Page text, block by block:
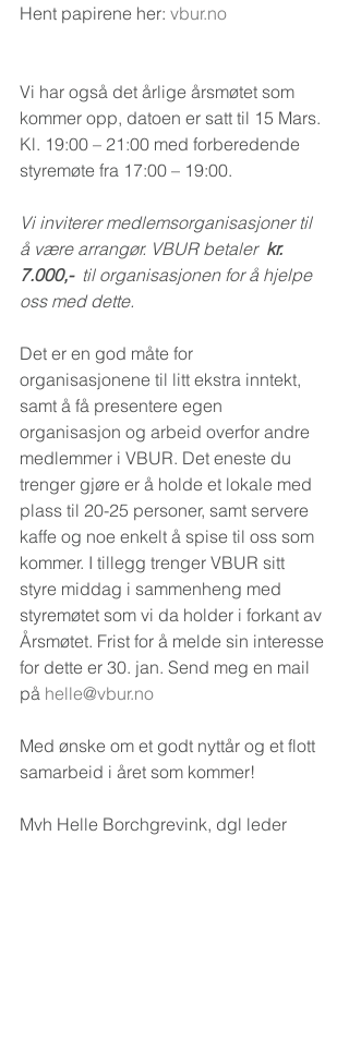
Hent papirene her: vbur.no
Vi har også det årlige årsmøtet som
kommer opp, datoen er satt til 15 Mars.
Kl. 19:00 – 21:00 med forberedende
styremøte fra 17:00 – 19:00.
Vi inviterer medlemsorganisasjoner til
å være arrangør. VBUR betaler kr.
7.000,- til organisasjonen for å hjelpe
oss med dette.
Det er en god måte for
organisasjonene til litt ekstra inntekt,
samt å få presentere egen
organisasjon og arbeid overfor andre
medlemmer i VBUR. Det eneste du
trenger gjøre er å holde et lokale med
plass til 20-25 personer, samt servere
kaffe og noe enkelt å spise til oss som
kommer. I tillegg trenger VBUR sitt
styre middag i sammenheng med
styremøtet som vi da holder i forkant av
Årsmøtet. Frist for å melde sin interesse
for dette er 30. jan. Send meg en mail
på helle@vbur.no
Med ønske om et godt nyttår og et flott
samarbeid i året som kommer!
Mvh Helle Borchgrevink, dgl leder